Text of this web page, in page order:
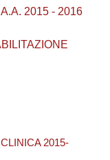
2015 - 2016
2015-